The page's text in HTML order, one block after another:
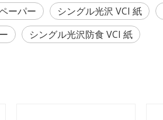
ーパー シングル光沢 VCI 紙
シングル光沢防食 VCI 紙